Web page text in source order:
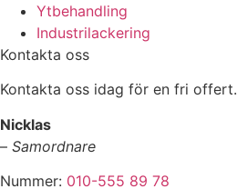
Ytbehandling
Industrilackering
Kontakta oss
Kontakta oss idag för en fri offert.
Nicklas
– Samordnare
Nummer: 010-555 89 78